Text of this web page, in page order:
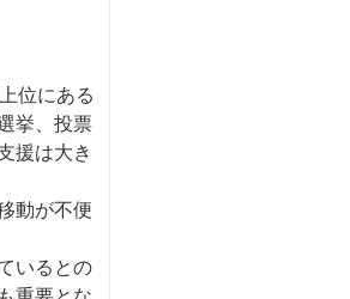
位にある
挙、投票
援は大き
動が不便
いるとの